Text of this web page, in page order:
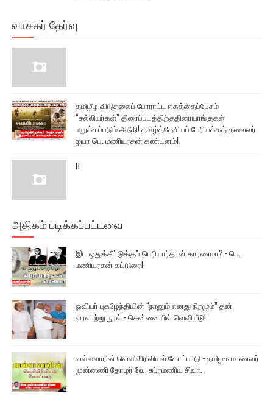
வாசகர் தேர்வு
தமிழீழ விடுதலைப் போராட்ட ஈகத்தைப்பேசும்
“சல்லியர்கள்” திரைப்படத்திற்குதிரையரங்குகள்
மறுக்கப்படும் அநீதி! தமிழ்த்தேசியப் பேரியக்கத் தலைவர்
ஐயா பெ. மணியரசன் கண்டனம்!
H
அதிகம் படிக்கப்பட்டவை
இட ஒதுக்கீட்டுக்குப் பெரியார்தான் காரணமா? - பெ.
மணியரசன் கட்டுரை!
ஓவியர் புகழேந்தியின் “நானும் எனது நிறமும்” தன்
வரலாற்று நூல் - சென்னையில் வெளியீடு!
வள்ளலாரின் வெளிவிரிவியல் கோட்பாடு - தமிழக மாணவர்
முன்னணி தோழர் வே. சுப்ரமணிய சிவா.